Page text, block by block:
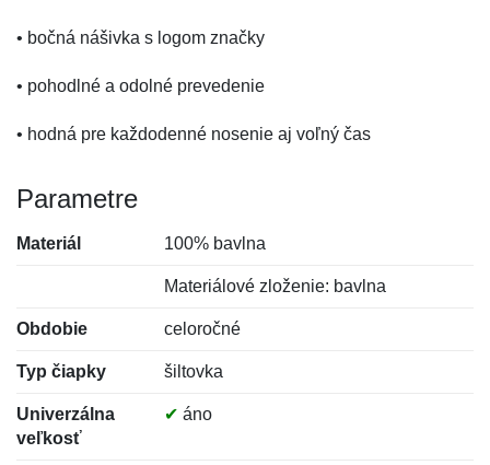
• bočná nášivka s logom značky
• pohodlné a odolné prevedenie
• hodná pre každodenné nosenie aj voľný čas
Parametre
Materiál 100% bavlna
Materiálové zloženie: bavlna
Obdobie celoročné
Typ čiapky šiltovka
Univerzálna
veľkosť
✔ áno